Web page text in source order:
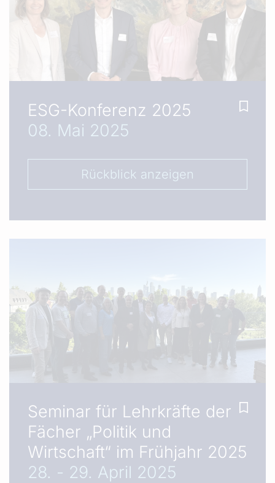
ESG-Konferenz 2025
08. Mai 2025
Rückblick anzeigen
Seminar für Lehrkräfte der
Fächer „Politik und
Wirtschaft“ im Frühjahr 2025
28. - 29. April 2025